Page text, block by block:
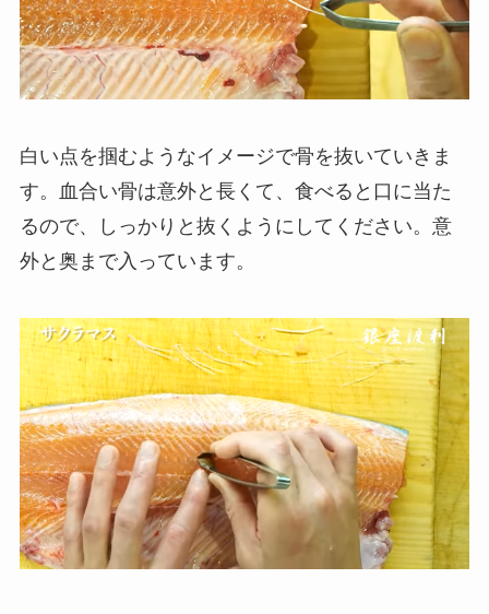
白い点を掴むようなイメージで骨を抜いていきま
す。血合い骨は意外と長くて、食べると口に当た
るので、しっかりと抜くようにしてください。意
外と奥まで入っています。